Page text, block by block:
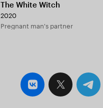
The White Witch
2020
Pregnant man's partner